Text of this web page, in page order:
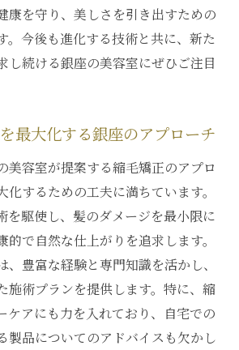
未来を切り開く銀座の挑戦
矯正で探る新たな可能性
えた銀座の縮毛矯正選び
矯正が拓く髪の新たな可能性
康を守り、美しさを引き出すための
。今後も進化する技術と共に、新た
し続ける銀座の美容室にぜひご注目
最大化する銀座のアプローチ
美容室が提案する縮毛矯正のアプロ
化するための工夫に満ちています。
を駆使し、髪のダメージを最小限に
で自然な仕上がりを追求します。
豊富な経験と専門知識を活かし、
施術プランを提供します。特に、縮
ケアにも力を入れており、自宅での
製品についてのアドバイスも欠かし